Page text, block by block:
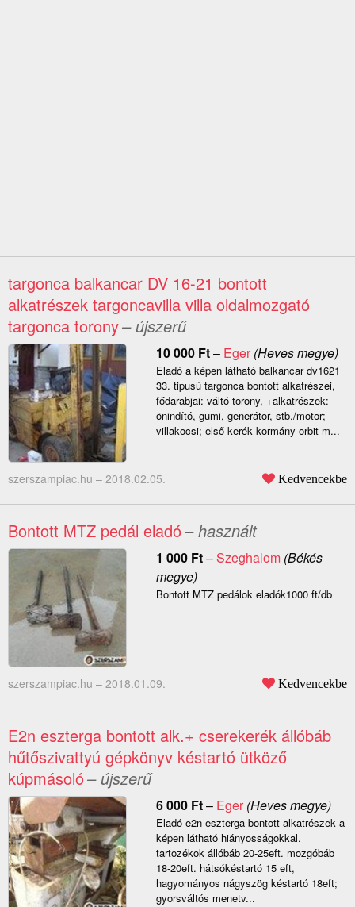
targonca balkancar DV 16-21 bontott
alkatrészek targoncavilla villa oldalmozgató
targonca torony– újszerű
10 000 Ft– Eger(Heves megye)
Eladó a képen látható balkancar dv1621
33. tipusú targonca bontott alkatrészei,
fődarabjai: váltó torony, +alkatrészek:
önindító, gumi, generátor, stb./motor;
villakocsi; első kerék kormány orbit m...
szerszampiac.hu – 2018.02.05. Kedvencekbe
Bontott MTZ pedál eladó– használt
1 000 Ft–Szeghalom(Békés
megye)
Bontott MTZ pedálok eladók1000 ft/db
szerszampiac.hu – 2018.01.09. Kedvencekbe
E2n eszterga bontott alk.+ cserekerék állóbáb
hűtőszivattyú gépkönyv késtartó ütköző
kúpmásoló– újszerű
6 000 Ft– Eger(Heves megye)
Eladó e2n eszterga bontott alkatrészek a
képen látható hiányosságokkal.
tartozékok állóbáb 20-25eft. mozgóbáb
18-20eft. hátsókéstartó 15 eft,
hagyományos nágyszög késtartó 18eft;
gyorsváltós menetv...